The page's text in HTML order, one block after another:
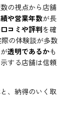
の視点から店舗
や営業年数が長
コミや評判を確
の体験談が多数
透明であるかも
する店舗は信頼
、納得のいく取